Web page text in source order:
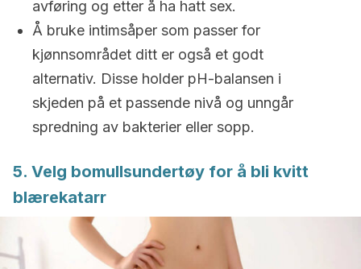
avføring og etter å ha hatt sex.
Å bruke intimsåper som passer for
kjønnsområdet ditt er også et godt
alternativ. Disse holder pH-balansen i
skjeden på et passende nivå og unngår
spredning av bakterier eller sopp.
5. Velg bomullsundertøy for å bli kvitt
blærekatarr